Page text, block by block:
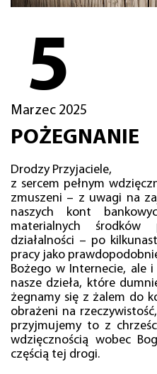
5
Marzec 2025
POŻEGNANIE
Drodzy Przyjaciele,
z sercem pełnym
zmuszeni – z uwagi na
naszych kont
materialnych
działalności – po
pracy jako
Bożego w Internecie, ale
nasze dzieła, które
żegnamy się z żalem do
obrażeni na
przyjmujemy to z
wdzięcznością wobec
częścią tej drogi.